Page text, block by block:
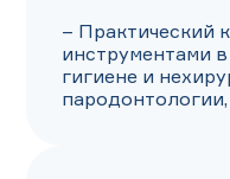
– Практический
инструментами
гигиене и